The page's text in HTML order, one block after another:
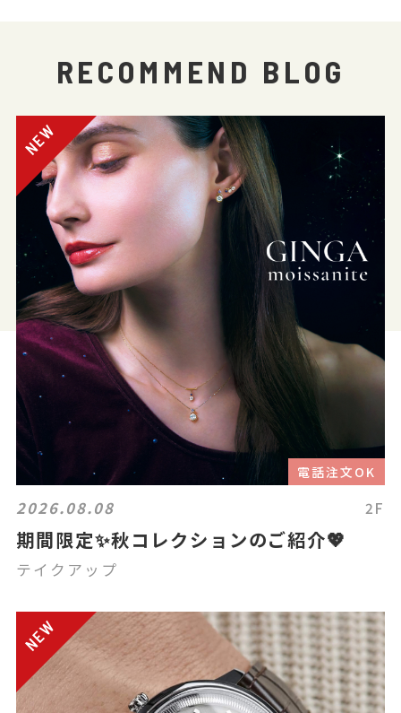
RECOMMEND BLOG
電話注文OK
2026.08.08 2F
期間限定✨秋コレクションのご紹介💖
テイクアップ